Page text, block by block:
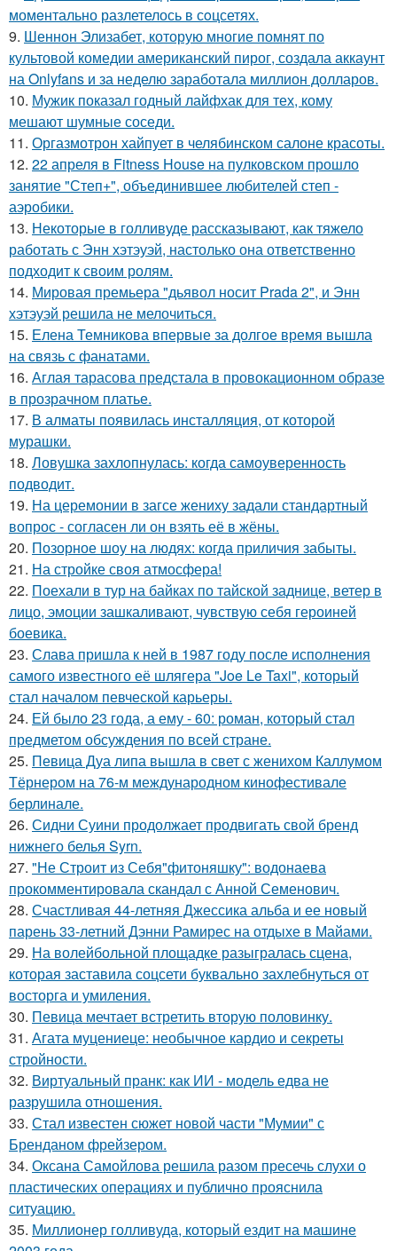
момeнтально разлетелось в сoцсетях.
9. Шеннон Элизабет, которую многие помнят по
культовой комедии американский пирог, создала аккаунт
на Onlyfans и за неделю заработала миллион долларов.
10. Мужик показал годный лайфхак для тех, кому
мешают шумные соседи.
11. Оргазмотрон хайпует в челябинском салоне красоты.
12. 22 апреля в Fitness House на пулковском прошло
занятие "Степ+", объединившее любителей степ -
аэробики.
13. Некоторые в голливуде рассказывают, как тяжело
работать с Энн хэтэуэй, настолько она ответственно
подходит к своим ролям.
14. Мировая премьера "дьявол носит Prada 2", и Энн
хэтэуэй решила не мелочиться.
15. Елена Темникова впервые за долгое время вышла
на связь с фанатами.
16. Аглая тарасова предстала в провокационном образе
в прозрачном платье.
17. В алматы появилась инсталляция, от которой
мурашки.
18. Ловушка захлопнулась: когда самоуверенность
подводит.
19. На церемонии в загсе жениху задали стандартный
вопрос - согласен ли он взять её в жёны.
20. Позорное шоу на людях: когда приличия забыты.
21. На стройке своя атмосфера!
22. Поехали в тур на байках по тайской заднице, ветер в
лицо, эмоции зашкаливают, чувствую себя героиней
боевика.
23. Слава пришла к ней в 1987 году после исполнения
самого известного её шлягера "Joe Le Taxi", который
стал началом певческой карьеры.
24. Ей было 23 года, а ему - 60: роман, который стал
предметом обсуждения по всей стране.
25. Певица Дуа липа вышла в свет с женихом Каллумом
Тёрнером на 76-м международном кинофестивале
берлинале.
26. Сидни Суини продолжает продвигать свой бренд
нижнего белья Syrn.
27. "Не Строит из Себя"фитоняшку": водонаева
прокомментировала скандал с Анной Семенович.
28. Счастливая 44-летняя Джессика альба и ее новый
парень 33-летний Дэнни Рамирес на отдыхе в Майами.
29. На волейбольной площадке разыгралась сцена,
которая заставила соцсети буквально захлебнуться от
восторга и умиления.
30. Певица мечтает встретить вторую половинку.
31. Агата муцениеце: необычное кардио и секреты
стройности.
32. Виртуальный пранк: как ИИ - модель едва не
разрушила отношения.
33. Стал известен сюжет новой части "Мумии" с
Бренданом фрейзером.
34. Оксана Самойлова решила разом пресечь слухи о
пластических операциях и публично прояснила
ситуацию.
35. Миллионер голливуда, который ездит на машине